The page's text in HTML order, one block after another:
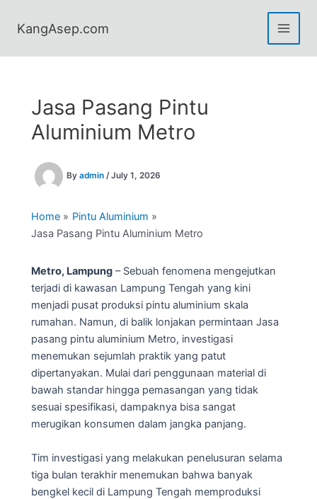
KangAsep.com
Jasa Pasang Pintu
Aluminium Metro
By admin /July 1, 2026
Home
Pintu Aluminium
Jasa Pasang Pintu Aluminium Metro
Metro, Lampung – Sebuah fenomena mengejutkan
terjadi di kawasan Lampung Tengah yang kini
menjadi pusat produksi pintu aluminium skala
rumahan. Namun, di balik lonjakan permintaan Jasa
pasang pintu aluminium Metro, investigasi
menemukan sejumlah praktik yang patut
dipertanyakan. Mulai dari penggunaan material di
bawah standar hingga pemasangan yang tidak
sesuai spesifikasi, dampaknya bisa sangat
merugikan konsumen dalam jangka panjang.
Tim investigasi yang melakukan penelusuran selama
tiga bulan terakhir menemukan bahwa banyak
bengkel kecil di Lampung Tengah memproduksi